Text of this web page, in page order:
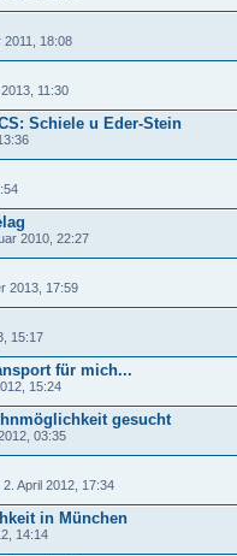
2011, 18:08
11:30
Schiele u Eder-Stein
2010, 22:27
2013, 17:59
15:17
für mich...
15:24
gesucht
03:35
April 2012, 17:34
in München
14:14